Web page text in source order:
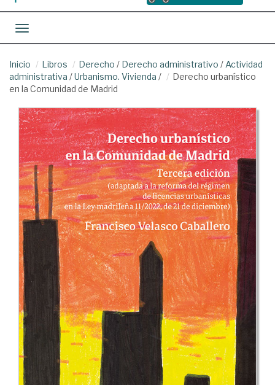
Toggle navigation
Inicio Libros Derecho / Derecho administrativo / Actividad
administrativa /Urbanismo. Vivienda /
Derecho urbanístico
en la Comunidad de Madrid